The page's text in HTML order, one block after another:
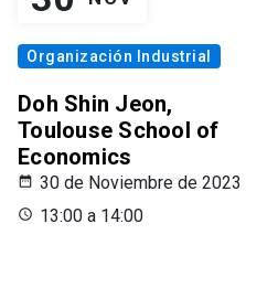
Organización Industrial
Doh Shin Jeon,
Toulouse School of
Economics
30 de Noviembre de 2023
13:00 a 14:00